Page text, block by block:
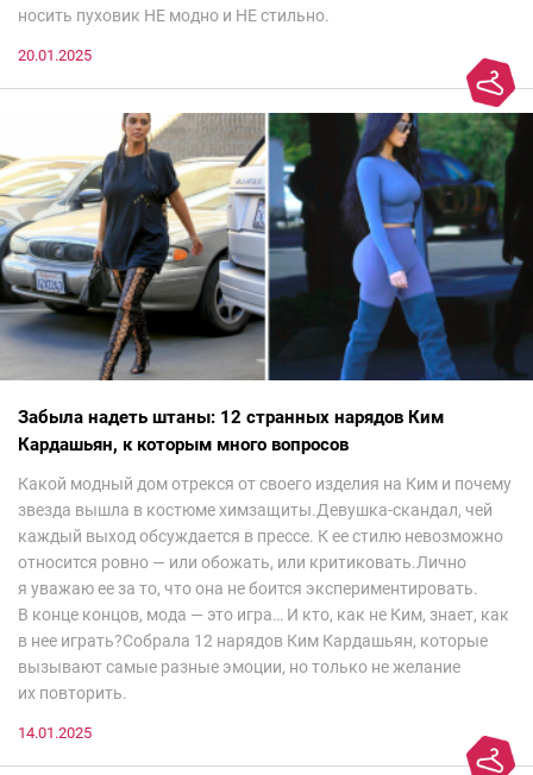
носить пуховик НЕ модно и НЕ стильно.
20.01.2025
Забыла надеть штаны: 12 странных нарядов Ким
Кардашьян, к которым много вопросов
Какой модный дом отрекся от своего изделия на Ким и почему
звезда вышла в костюме химзащиты.Девушка-скандал, чей
каждый выход обсуждается в прессе. К ее стилю невозможно
относится ровно — или обожать, или критиковать.Лично
я уважаю ее за то, что она не боится экспериментировать.
В конце концов, мода — это игра… И кто, как не Ким, знает, как
в нее играть?Собрала 12 нарядов Ким Кардашьян, которые
вызывают самые разные эмоции, но только не желание
их повторить.
14.01.2025